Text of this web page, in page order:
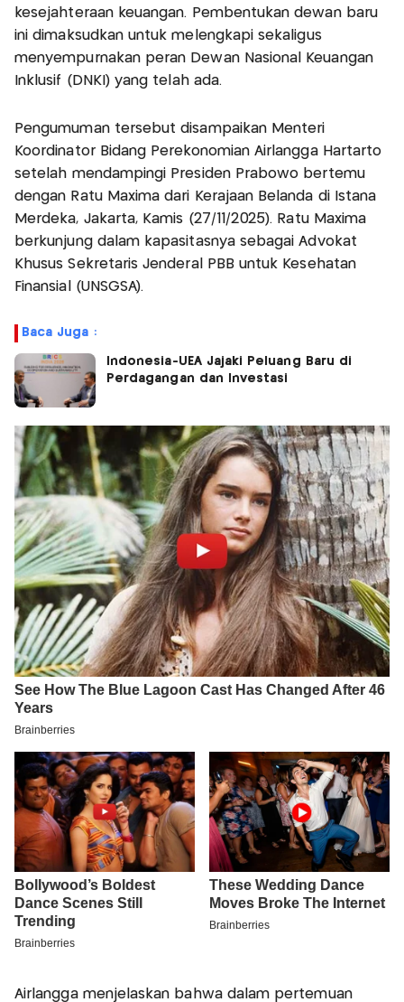
kesejahteraan keuangan. Pembentukan dewan baru
ini dimaksudkan untuk melengkapi sekaligus
menyempurnakan peran Dewan Nasional Keuangan
Inklusif (DNKI) yang telah ada.
Pengumuman tersebut disampaikan Menteri
Koordinator Bidang Perekonomian Airlangga Hartarto
setelah mendampingi Presiden Prabowo bertemu
dengan Ratu Maxima dari Kerajaan Belanda di Istana
Merdeka, Jakarta, Kamis (27/11/2025). Ratu Maxima
berkunjung dalam kapasitasnya sebagai Advokat
Khusus Sekretaris Jenderal PBB untuk Kesehatan
Finansial (UNSGSA).
Baca Juga :
Indonesia-UEA Jajaki Peluang Baru di
Perdagangan dan Investasi
Airlangga menjelaskan bahwa dalam pertemuan